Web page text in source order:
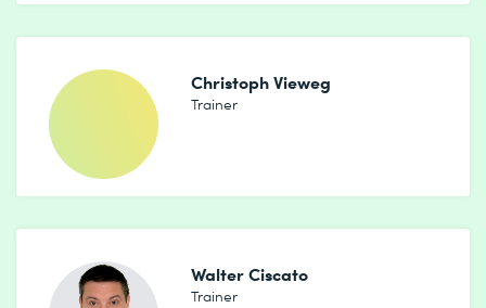
Christoph Vieweg
Trainer
Walter Ciscato
Trainer